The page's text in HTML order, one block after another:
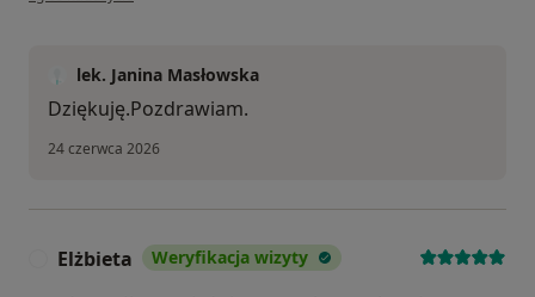
lek. Janina Masłowska
Dziękuję.Pozdrawiam.
24 czerwca 2026
Elżbieta Weryfikacja wizyty